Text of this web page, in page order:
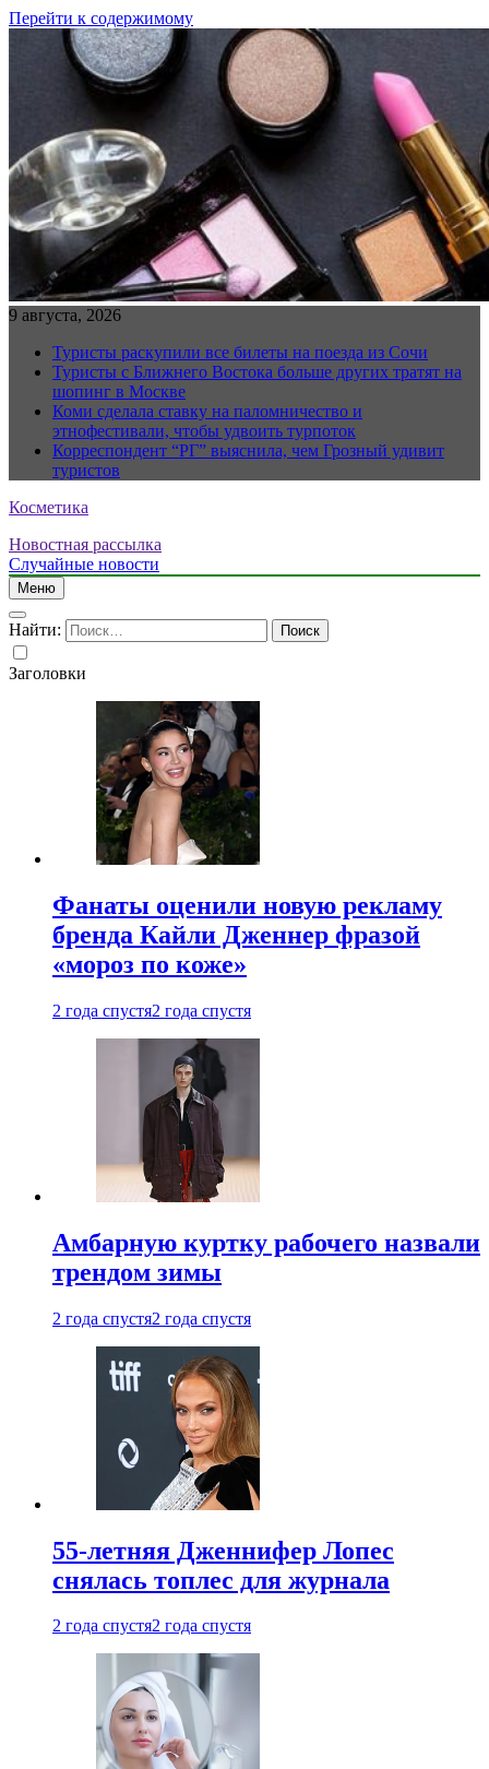
Перейти к содержимому
9 августа, 2026
Туристы раскупили все билеты на поезда из Сочи
Туристы с Ближнего Востока больше других тратят на
шопинг в Москве
Коми сделала ставку на паломничество и
этнофестивали, чтобы удвоить турпоток
Корреспондент “РГ” выяснила, чем Грозный удивит
туристов
Косметика
Новостная рассылка
Случайные новости
Меню
Найти:
Заголовки
Фанаты оценили новую рекламу
бренда Кайли Дженнер фразой
«мороз по коже»
2 года спустя2 года спустя
Амбарную куртку рабочего назвали
трендом зимы
2 года спустя2 года спустя
55-летняя Дженнифер Лопес
снялась топлес для журнала
2 года спустя2 года спустя